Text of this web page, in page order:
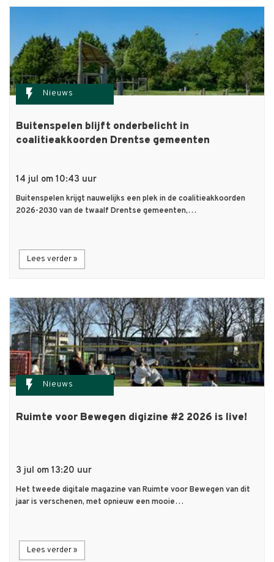
flash_on Nieuws
Buitenspelen blijft onderbelicht in
coalitieakkoorden Drentse gemeenten
14 jul om 10:43 uur
Buitenspelen krijgt nauwelijks een plek in de coalitieakkoorden
2026-2030 van de twaalf Drentse gemeenten,…
Lees verder »
flash_on Nieuws
Ruimte voor Bewegen digizine #2 2026 is live!
3 jul om 13:20 uur
Het tweede digitale magazine van Ruimte voor Bewegen van dit
jaar is verschenen, met opnieuw een mooie…
Lees verder »